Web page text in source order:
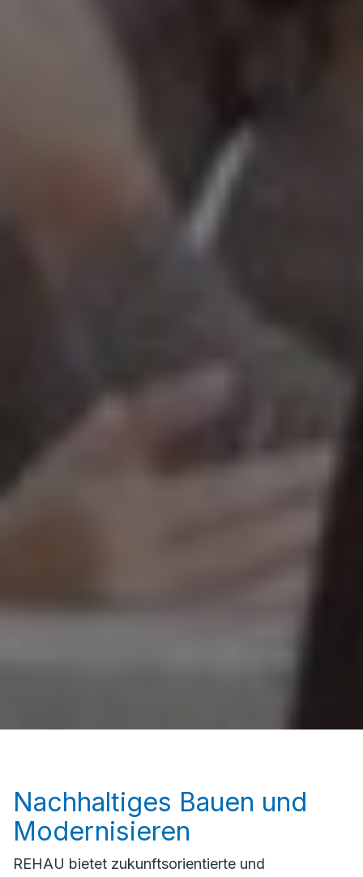
Nachhaltiges Bauen und
Modernisieren
REHAU bietet zukunftsorientierte und